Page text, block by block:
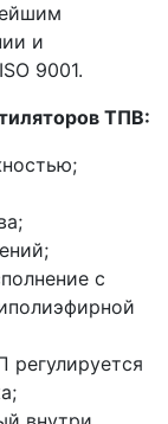
и
9001.
ТПВ:
с
регулируется